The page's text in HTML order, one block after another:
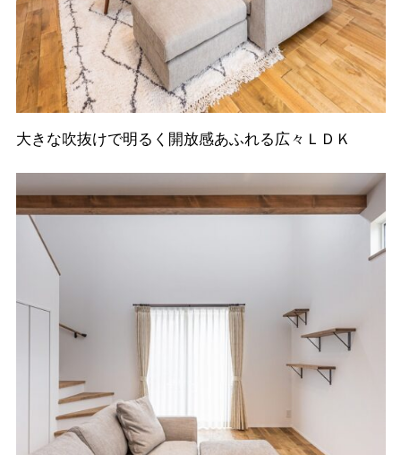
大きな吹抜けで明るく開放感あふれる広々ＬＤＫ